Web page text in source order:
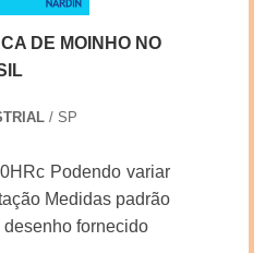
DE MOINHO NO
/ SP
Medidas padrão
fornecido